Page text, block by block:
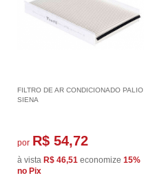
FILTRO DE AR CONDICIONADO PALIO
SIENA
por R$ 54,72
à vista R$ 46,51 economize 15%
no Pix